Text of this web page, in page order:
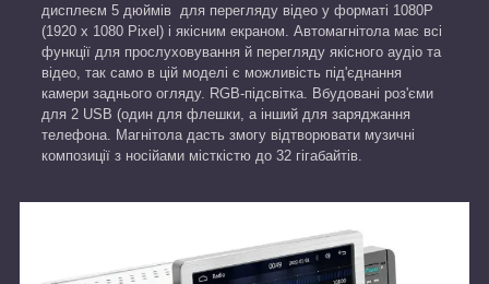
дисплеєм 5 дюймів для перегляду відео у форматі 1080P
(1920 x 1080 Pixel) і якісним екраном. Автомагнітола має всі
функції для прослуховування й перегляду якісного аудіо та
відео, так само в цій моделі є можливість під'єднання
камери заднього огляду. RGB-підсвітка. Вбудовані роз'єми
для 2 USB (один для флешки, а інший для заряджання
телефона. Магнітола дасть змогу відтворювати музичні
композиції з носійами місткістю до 32 гігабайтів.